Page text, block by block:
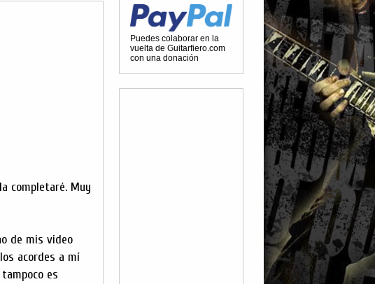
completaré. Muy
de mis video
acordes a mí
es
Puedes colaborar en la
vuelta de Guitarfiero.com
con una donación